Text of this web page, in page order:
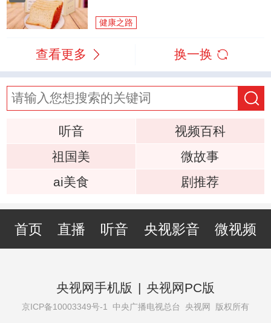
健康之路
查看更多 换一换
听音
视频百科
祖国美
微故事
ai美食
剧推荐
首页 直播 听音 央视影音 微视频
央视网手机版 | 央视网PC版
京ICP备10003349号-1 中央广播电视总台 央视网 版权所有